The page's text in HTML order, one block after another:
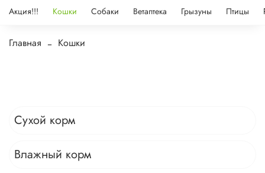
Акция!!! Кошки Собаки Ветаптека Грызуны Птицы
Главная Кошки
Сухой корм
Влажный корм